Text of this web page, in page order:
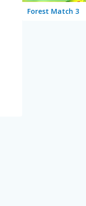
Forest Match 3